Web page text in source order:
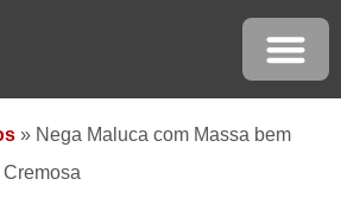
» Nega Maluca com Massa bem